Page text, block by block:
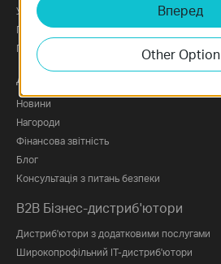
Умови використання
Політика використання файлів cookie
Політика конфіденційності
Додаткова інформація
Новини
Нагороди
Фінансова звітність
Блог
Консультація з питань безпеки
B2B Бізнес-дистриб'ютори
Дистриб'ютори з додатковими послугами
Широкопрофільний IT-дистриб'ютори
Вперед
Other Option